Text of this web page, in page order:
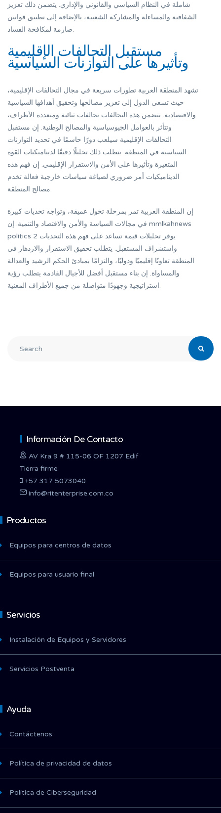
شاملة في النظام السياسي والقانوني والإداري. يتضمن ذلك تعزيز
الشفافية والمساءلة والمشاركة الشعبية، بالإضافة إلى تطبيق قوانين
صارمة لمكافحة الفساد.
مستقبل التحالفات الإقليمية
وتأثيرها على التوازنات السياسية
تشهد المنطقة العربية تطورات سريعة في مجال التحالفات الإقليمية،
حيث تسعى الدول إلى تعزيز مصالحها وتحقيق أهدافها السياسية
والاقتصادية. تتضمن هذه التحالفات تحالفات ثنائية ومتعددة الأطراف،
وتتأثر بالعوامل الجيوسياسية والمصالح الوطنية. إن مستقبل
التحالفات الإقليمية سيلعب دورًا حاسمًا في تحديد التوازنات
السياسية في المنطقة. يتطلب ذلك تحليلًا دقيقًا لديناميكيات القوة
المتغيرة وتأثيرها على الأمن والاستقرار الإقليمي. إن فهم هذه
الديناميكيات أمر ضروري لصياغة سياسات خارجية فعالة تخدم
مصالح المنطقة.
إن المنطقة العربية تمر بمرحلة تحول عميقة، وتواجه تحديات كبيرة
في مجالات السياسة والأمن والاقتصاد والتنمية. إن mmlkahnews
politics 2 يوفر تحليلات قيمة تساعد على فهم هذه التحديات
واستشراف المستقبل. يتطلب تحقيق الاستقرار والازدهار في
المنطقة تعاونًا إقليميًا ودوليًا، والتزامًا بمبادئ الحكم الرشيد والعدالة
والمساواة. إن بناء مستقبل أفضل للأجيال القادمة يتطلب رؤية
استراتيجية وجهودًا متواصلة من جميع الأطراف المعنية.
Información De Contacto
AV Kra 9 # 115-06 OF 1207 Edif
Tierra firme
+57 317 5073040
info@ritenterprise.com.co
Productos
Equipos para centros de datos
Equipos para usuario final
Servicios
Instalación de Equipos y Servidores
Servicios Postventa
Ayuda
Contáctenos
Política de privacidad de datos
Política de Ciberseguridad